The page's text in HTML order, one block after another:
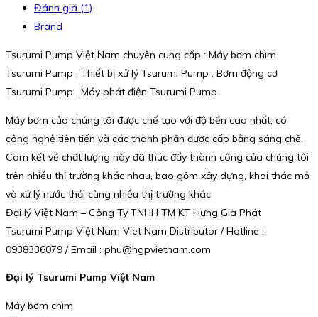
Đánh giá (1)
Brand
Tsurumi Pump Việt Nam chuyên cung cấp : Máy bơm chìm
Tsurumi Pump , Thiết bị xử lý Tsurumi Pump , Bơm động cơ
Tsurumi Pump , Máy phát điện Tsurumi Pump
Máy bơm của chúng tôi được chế tạo với độ bền cao nhất, có
công nghệ tiên tiến và các thành phần được cấp bằng sáng chế.
Cam kết về chất lượng này đã thúc đẩy thành công của chúng tôi
trên nhiều thị trường khác nhau, bao gồm xây dựng, khai thác mỏ
và xử lý nước thải cùng nhiều thị trường khác
Đại lý Việt Nam – Công Ty TNHH TM KT Hưng Gia Phát
Tsurumi Pump Việt Nam Viet Nam Distributor / Hotline :
0938336079 / Email : phu@hgpvietnam.com
Đại lý Tsurumi Pump Việt Nam
Máy bơm chìm